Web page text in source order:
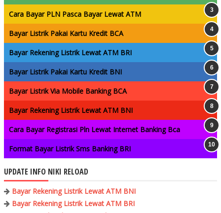
Cara Bayar PLN Pasca Bayar Lewat ATM
Bayar Listrik Pakai Kartu Kredit BCA
Bayar Rekening Listrik Lewat ATM BRI
Bayar Listrik Pakai Kartu Kredit BNI
Bayar Listrik Via Mobile Banking BCA
Bayar Rekening Listrik Lewat ATM BNI
Cara Bayar Registrasi Pln Lewat Internet Banking Bca
Format Bayar Listrik Sms Banking BRI
UPDATE INFO NIKI RELOAD
Bayar Rekening Listrik Lewat ATM BNI
Bayar Rekening Listrik Lewat ATM BRI